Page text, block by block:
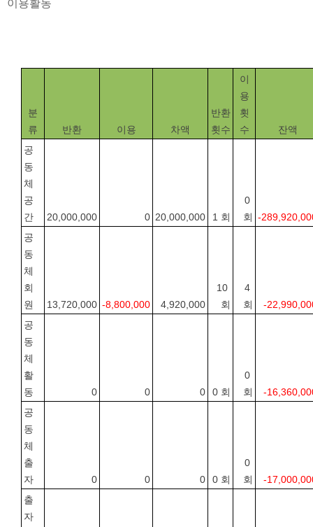
이용활동
분
류
반환 이용 차액
반환
횟수
이
용
횟
수
잔액
공
동
체
공
간
20,000,000 0 20,000,000 1 회
0
회 -
공
동
체
회
원
13,720,000 -8,800,000 4,920,000
10
회
4
회
-
공
동
체
활
동
0 0 0 0 회
0
회
-
공
동
체
출
자
0 0 0 0 회
0
회
-
출
자